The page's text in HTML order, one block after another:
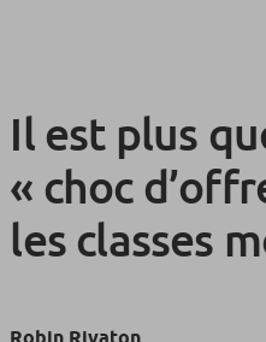
Il est plus
« choc
les classes